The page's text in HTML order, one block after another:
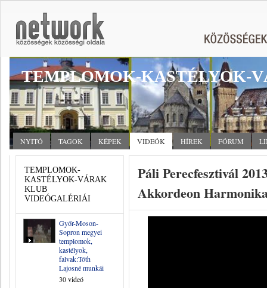
TEMPLOMOK-KASTÉLYOK-
NYITÓ TAGOK KÉPEK VIDEÓK HÍREK FÓRUM
TEMPLOMOK-
KASTÉLYOK-VÁRAK
KLUB
VIDEÓGALÉRIÁI
Győr-Moson-
Sopron megyei
templomok,
kastélyok,
falvak:Tóth
Lajosné munkái
30 videó
Páli Perecfesztivál
Akkordeon